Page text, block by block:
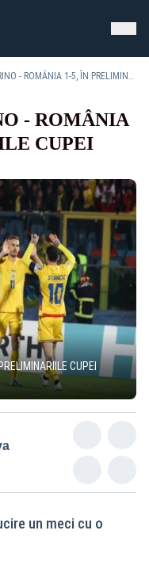
FOTBAL: SAN MARINO - ROMÂNIA 1-5, ÎN PRELIMINARIILE CUPEI MONDIALE DIN 2026
- ROMÂNIA
CUPEI
CUPEI
un meci cu o